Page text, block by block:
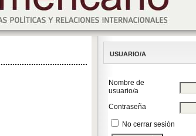
USUARIO/A
Nombre de
usuario/a
Contraseña
No cerrar sesión